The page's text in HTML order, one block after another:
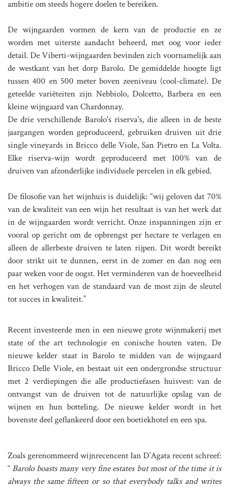
ambitie om steeds hogere doelen te bereiken.
De wijngaarden vormen de kern van de productie en ze
worden met uiterste aandacht beheerd, met oog voor ieder
detail. De Viberti-wijngaarden bevinden zich voornamelijk aan
de westkant van het dorp Barolo. De gemiddelde hoogte ligt
tussen 400 en 500 meter boven zeeniveau (cool-climate). De
geteelde variëteiten zijn Nebbiolo, Dolcetto, Barbera en een
kleine wijngaard van Chardonnay.
De drie verschillende Barolo's riserva's, die alleen in de beste
jaargangen worden geproduceerd, gebruiken druiven uit drie
single vineyards in Bricco delle Viole, San Pietro en La Volta.
Elke riserva-wijn wordt geproduceerd met 100% van de
druiven van afzonderlijke individuele percelen in elk gebied.
De filosofie van het wijnhuis is duidelijk: “wij geloven dat 70%
van de kwaliteit van een wijn het resultaat is van het werk dat
in de wijngaarden wordt verricht. Onze inspanningen zijn er
vooral op gericht om de opbrengst per hectare te verlagen en
alleen de allerbeste druiven te laten rijpen. Dit wordt bereikt
door strikt uit te dunnen, eerst in de zomer en dan nog een
paar weken voor de oogst. Het verminderen van de hoeveelheid
en het verhogen van de standaard van de most zijn de sleutel
tot succes in kwaliteit.”
Recent investeerde men in een nieuwe grote wijnmakerij met
state of the art technologie en conische houten vaten. De
nieuwe kelder staat in Barolo te midden van de wijngaard
Bricco Delle Viole, en bestaat uit een ondergrondse structuur
met 2 verdiepingen die alle productiefasen huisvest: van de
ontvangst van de druiven tot de natuurlijke opslag van de
wijnen en hun botteling. De nieuwe kelder wordt in het
bovenste deel geflankeerd door een boetiekhotel en een spa.
Zoals gerenommeerd wijnrecencent Ian D’Agata recent schreef:
“Barolo boasts many very fine estates but most of the time it is
always the same fifteen or so that everybody talks and writes